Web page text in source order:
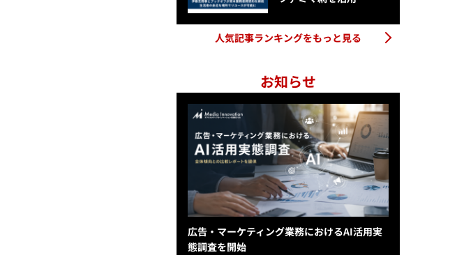
人気記事ランキングをもっと見る
お知らせ
広告・マーケティング業務におけるAI活用実
態調査を開始